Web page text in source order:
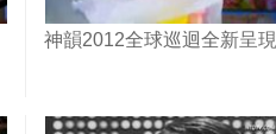
神韻2012全球巡迴全新呈現